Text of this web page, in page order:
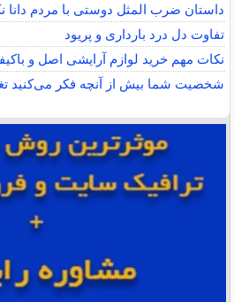
داستان ضرب المثل دوستی با مردم
تفاوت دل درد بارداری و پریود
نکات مهم خرید لوازم آرایشی اصل و
شخصیت شما بیش از آنچه فکر می‌کنید